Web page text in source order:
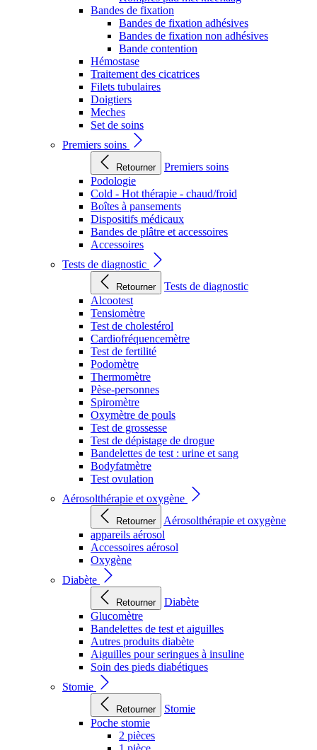
Bandes de fixation
Bandes de fixation adhésives
Bandes de fixation non adhésives
Bande contention
Hémostase
Traitement des cicatrices
Filets tubulaires
Doigtiers
Meches
Set de soins
Premiers soins
Retourner
Premiers soins
Podologie
Cold - Hot thérapie - chaud/froid
Boîtes à pansements
Dispositifs médicaux
Bandes de plâtre et accessoires
Accessoires
Tests de diagnostic
Retourner
Tests de diagnostic
Alcootest
Tensiomètre
Test de cholestérol
Cardiofréquencemètre
Test de fertilité
Podomètre
Thermomètre
Pèse-personnes
Spiromètre
Oxymètre de pouls
Test de grossesse
Test de dépistage de drogue
Bandelettes de test : urine et sang
Bodyfatmètre
Test ovulation
Aérosolthérapie et oxygène
Retourner
Aérosolthérapie et oxygène
appareils aérosol
Accessoires aérosol
Oxygène
Diabète
Retourner
Diabète
Glucomètre
Bandelettes de test et aiguilles
Autres produits diabète
Aiguilles pour seringues à insuline
Soin des pieds diabétiques
Stomie
Retourner
Stomie
Poche stomie
2 pièces